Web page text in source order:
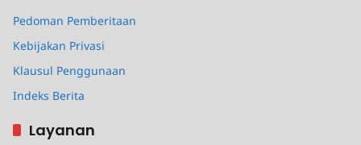
Pedoman Pemberitaan
Kebijakan Privasi
Klausul Penggunaan
Indeks Berita
Layanan